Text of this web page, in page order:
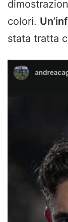
colori.
stata tratta